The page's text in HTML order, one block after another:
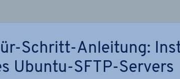
Schritt-Anleitung:
Ubuntu-SFTP-Servers